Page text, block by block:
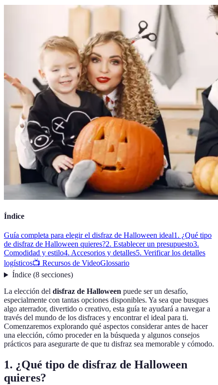
Índice
Guía completa para elegir el disfraz de Halloween ideal1. ¿Qué tipo
de disfraz de Halloween quieres?2. Establecer un presupuesto3.
Comodidad y estilo4. Accesorios y detalles5. Verificar los detalles
logísticos📺 Recursos de VideoGlossario
Índice(8 secciones)
La elección del disfraz de Halloween puede ser un desafío,
especialmente con tantas opciones disponibles. Ya sea que busques
algo aterrador, divertido o creativo, esta guía te ayudará a navegar a
través del mundo de los disfraces y encontrar el ideal para ti.
Comenzaremos explorando qué aspectos considerar antes de hacer
una elección, cómo proceder en la búsqueda y algunos consejos
prácticos para asegurarte de que tu disfraz sea memorable y cómodo.
1. ¿Qué tipo de disfraz de Halloween
quieres?